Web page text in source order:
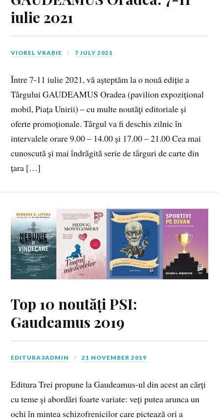
iulie 2021
VIOREL VRABIE 7 JULY 2021
Între 7-11 iulie 2021, vă așteptăm la o nouă ediție a
Târgului GAUDEAMUS Oradea (pavilion expozițional
mobil, Piața Unirii) – cu multe noutăţi editoriale și
oferte promoționale. Târgul va fi deschis zilnic în
intervalele orare 9.00 – 14.00 și 17.00 – 21.00 Cea mai
cunoscută și mai îndrăgită serie de târguri de carte din
țara […]
Top 10 noutăți PSI:
Gaudeamus 2019
EDITURA3ADMIN 21 NOVEMBER 2019
Editura Trei propune la Gaudeamus-ul din acest an cărți
cu teme și abordări foarte variate: veți putea arunca un
ochi în mintea schizofrenicilor care pictează ori a